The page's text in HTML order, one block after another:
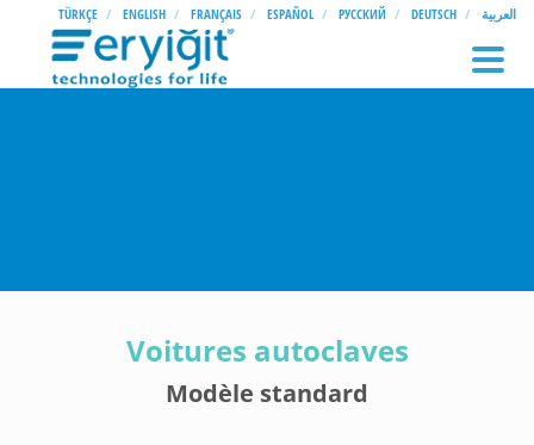
TÜRKÇE ENGLISH FRANÇAIS ESPAÑOL РУССКИЙ DEUTSCH العربية
Voitures autoclaves
Modèle standard